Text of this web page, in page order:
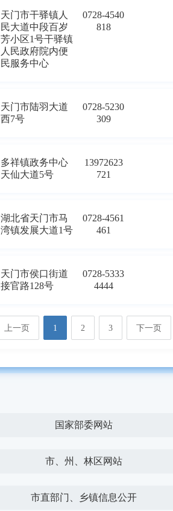
天门市干驿镇人
民大道中段百岁
芳小区1号干驿镇
人民政府院内便
民服务中心
0728-4540
818
天门市陆羽大道
西7号
0728-5230
309
多祥镇政务中心
天仙大道5号
13972623
721
湖北省天门市马
湾镇发展大道1号
0728-4561
461
天门市侯口街道
接官路128号
0728-5333
4444
上一页 1 2 3 下一页
国家部委网站
市、州、林区网站
市直部门、乡镇信息公开